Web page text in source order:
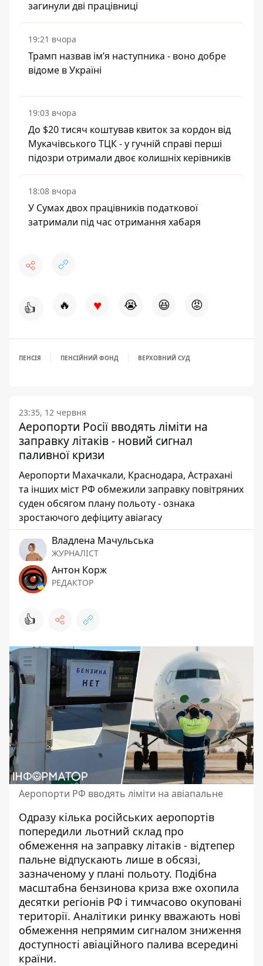
загинули дві працівниці
19:21 вчора
Трамп назвав імʼя наступника - воно добре
відоме в Україні
19:03 вчора
До $20 тисяч коштував квиток за кордон від
Мукачівського ТЦК - у гучній справі перші
підозри отримали двоє колишніх керівників
18:08 вчора
У Сумах двох працівників податкової
затримали під час отримання хабаря
👍 🔥 ♥ 😭 😆 😡
ПЕНСІЯ ПЕНСІЙНИЙ ФОНД ВЕРХОВНИЙ СУД
23:35, 12 червня
Аеропорти Росії вводять ліміти на
заправку літаків - новий сигнал
паливної кризи
Аеропорти Махачкали, Краснодара, Астрахані
та інших міст РФ обмежили заправку повітряних
суден обсягом плану польоту - ознака
зростаючого дефіциту авіагасу
Владлена Мачульська
ЖУРНАЛІСТ
Антон Корж
РЕДАКТОР
👍
Аеропорти РФ вводять ліміти на авіапальне
Одразу кілька російських аеропортів
попередили льотний склад про
обмеження на заправку літаків - відтепер
пальне відпускають лише в обсязі,
зазначеному у плані польоту. Подібна
масштабна бензинова криза вже охопила
десятки регіонів РФ і тимчасово окуповані
території. Аналітики ринку вважають нові
обмеження непрямим сигналом зниження
доступності авіаційного палива всередині
країни.